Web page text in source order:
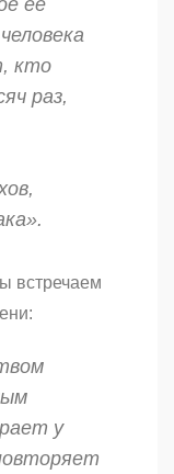
кто
раз,
».
встречаем
у